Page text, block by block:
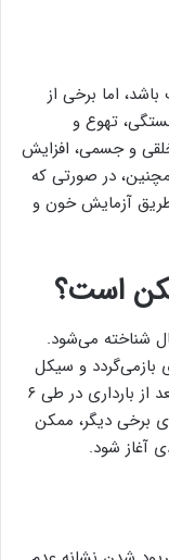
اما برخی از
تهوع و
و جسمی، افزایش
در صورتی که
طریق آزمایش خون و
است؟
شناخته می‌شود.
بازمی‌گردد و سیکل
پریودی آغاز می‌شود. برای بیشتر زنان، پریود بعد از بارداری در طی ۶
برخی دیگر، ممکن
آغاز شود.